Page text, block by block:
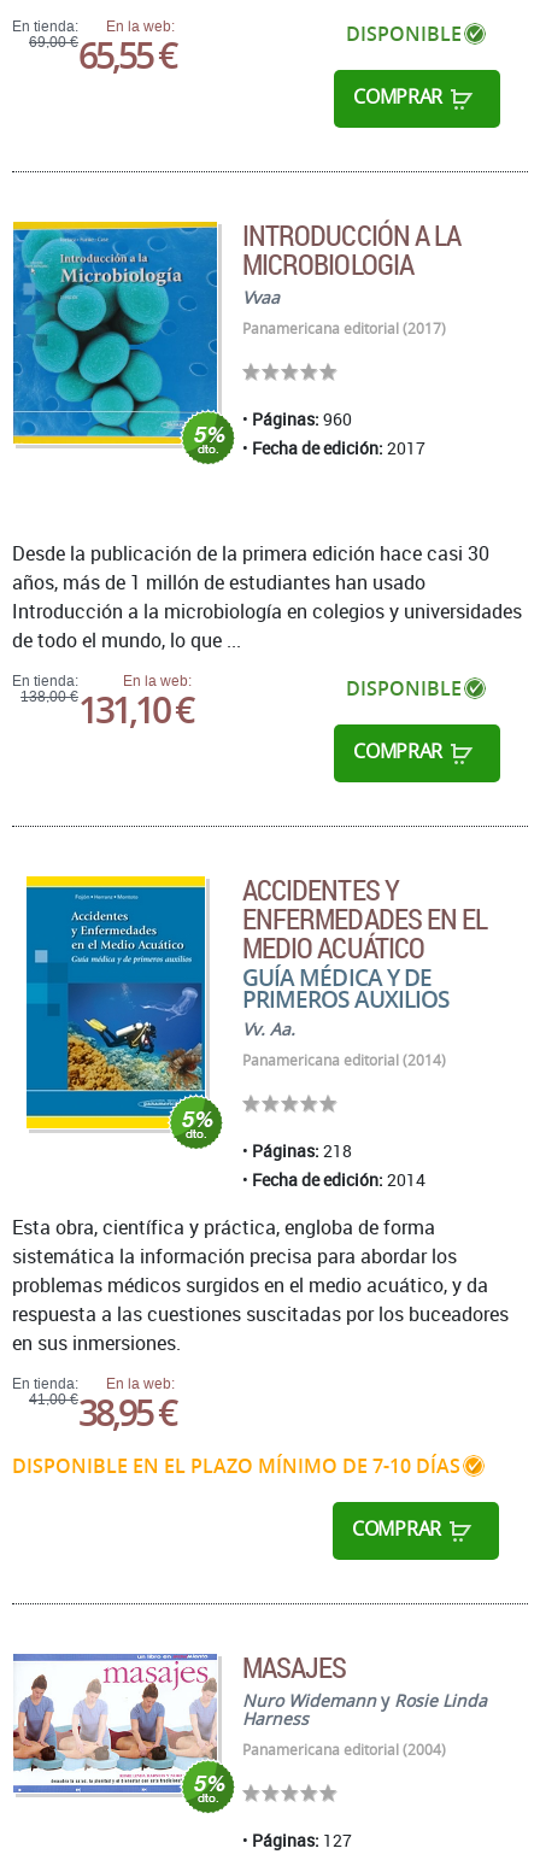
En tienda:
69,00 €
En la web:
65,55 € DISPONIBLE
COMPRAR
INTRODUCCIÓN A LA
MICROBIOLOGIA
Vvaa
Panamericana editorial (2017)
Páginas: 960
Fecha de edición: 2017
En tienda:
138,00 €
En la web:
131,10 € DISPONIBLE
COMPRAR
Desde la publicación de la primera edición hace casi 30
años, más de 1 millón de estudiantes han usado
Introducción a la microbiología en colegios y universidades
de todo el mundo, lo que ...
ACCIDENTES Y
ENFERMEDADES EN EL
MEDIO ACUÁTICO
GUÍA MÉDICA Y DE
PRIMEROS AUXILIOS
Vv. Aa.
Panamericana editorial (2014)
Páginas: 218
Fecha de edición: 2014
En tienda:
41,00 €
En la web:
38,95 €
DISPONIBLE EN EL PLAZO MÍNIMO DE 7-10 DÍAS
COMPRAR
Esta obra, científica y práctica, engloba de forma
sistemática la información precisa para abordar los
problemas médicos surgidos en el medio acuático, y da
respuesta a las cuestiones suscitadas por los buceadores
en sus inmersiones.
MASAJES
Nuro Widemanny Rosie Linda
Harness
Panamericana editorial (2004)
Páginas: 127